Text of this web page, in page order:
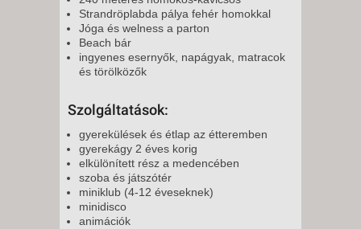
Strandröplabda pálya fehér homokkal
Jóga és welness a parton
Beach bár
ingyenes esernyők, napágyak, matracok
és törölközők
Szolgáltatások:
gyerekülések és étlap az étteremben
gyerekágy 2 éves korig
elkülönített rész a medencében
szoba és játszótér
miniklub (4-12 éveseknek)
minidisco
animációk